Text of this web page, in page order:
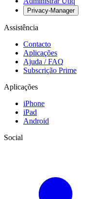
Privacy-Manager
Assistência
Contacto
Aplicações
Ajuda / FAQ
Subscrição Prime
Aplicações
iPhone
iPad
Android
Social